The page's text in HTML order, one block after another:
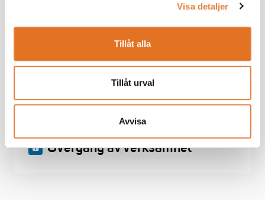
Visa detaljer
Tillåt alla
Tillåt urval
Avvisa
Pension och försäkringar
Rehabilitering och sjukdom
Övergång av verksamhet